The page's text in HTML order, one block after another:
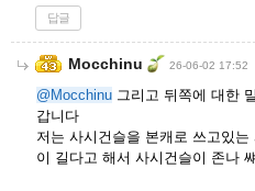
답글
Mocchinu 26-06-02 17:52
@Mocchinu 그리고 뒤쪽에 대한
갑니다
저는 사시건슬을 본캐로 쓰고있
이 길다고 해서 사시건슬이 존나